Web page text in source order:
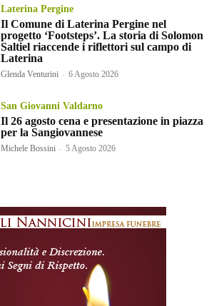
Laterina Pergine
Il Comune di Laterina Pergine nel
progetto ‘Footsteps’. La storia di Solomon
Saltiel riaccende i riflettori sul campo di
Laterina
Glenda Venturini - 6 Agosto 2026
San Giovanni Valdarno
Il 26 agosto cena e presentazione in piazza
per la Sangiovannese
Michele Bossini - 5 Agosto 2026